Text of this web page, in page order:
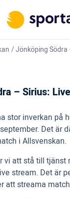
/Jönköping Södra
– Sirius:
stor inverkan på
Det är
i Allsvenskan.
vi att stå till tjänst
stream. Det är
att streama